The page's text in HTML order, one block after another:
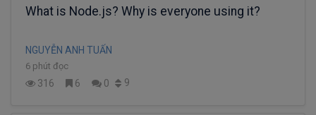
What is Node.js? Why is everyone using it?
NGUYỄN ANH TUẤN
6 phút đọc
316 6 0 9